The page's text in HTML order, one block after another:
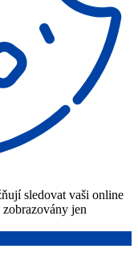
sledovat vaši online
jen